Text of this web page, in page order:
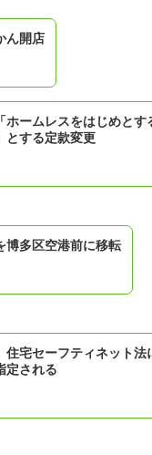
ん開店
ホームレスをはじめとす
とする定款変更
博多区空港前に移転
住宅セーフティネット法
定される